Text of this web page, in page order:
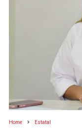
Home Estatal